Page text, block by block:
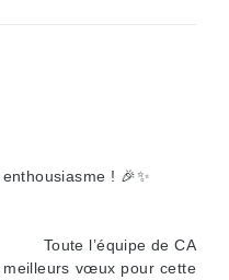
enthousiasme ! 🎉✨
de CA
meilleurs vœux pour cette